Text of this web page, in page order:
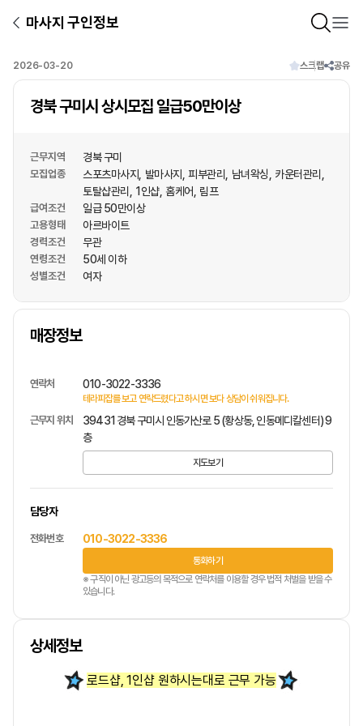
마사지 구인정보
2026-03-20 스크랩 공유
경북 구미시 상시모집 일급50만이상
근무지역 경북 구미
모집업종 스포츠마사지 발마사지 피부관리 남녀왁싱 카운터관리
토탈샵관리
1인샵 홈케어 림프
급여조건 일급 50만이상
고용형태 아르바이트
경력조건 무관
연령조건 50세 이하
성별조건 여자
매장정보
상호명
연락처 010-3022-3336
테라피잡를 보고 연락드렸다고 하시면 보다 상담이 쉬워집니다.
근무지 위치
39431 경북 구미시 인동가산로 5 (황상동, 인동메디칼센터) 9
층
지도보기
담당자
전화번호 010-3022-3336
통화하기
※ 구직이 아닌 광고등의 목적으로 연락처를 이용할 경우 법적 처벌을 받을 수
있습니다.
상세정보
로드샵, 1인샵 원하시는대로 근무 가능